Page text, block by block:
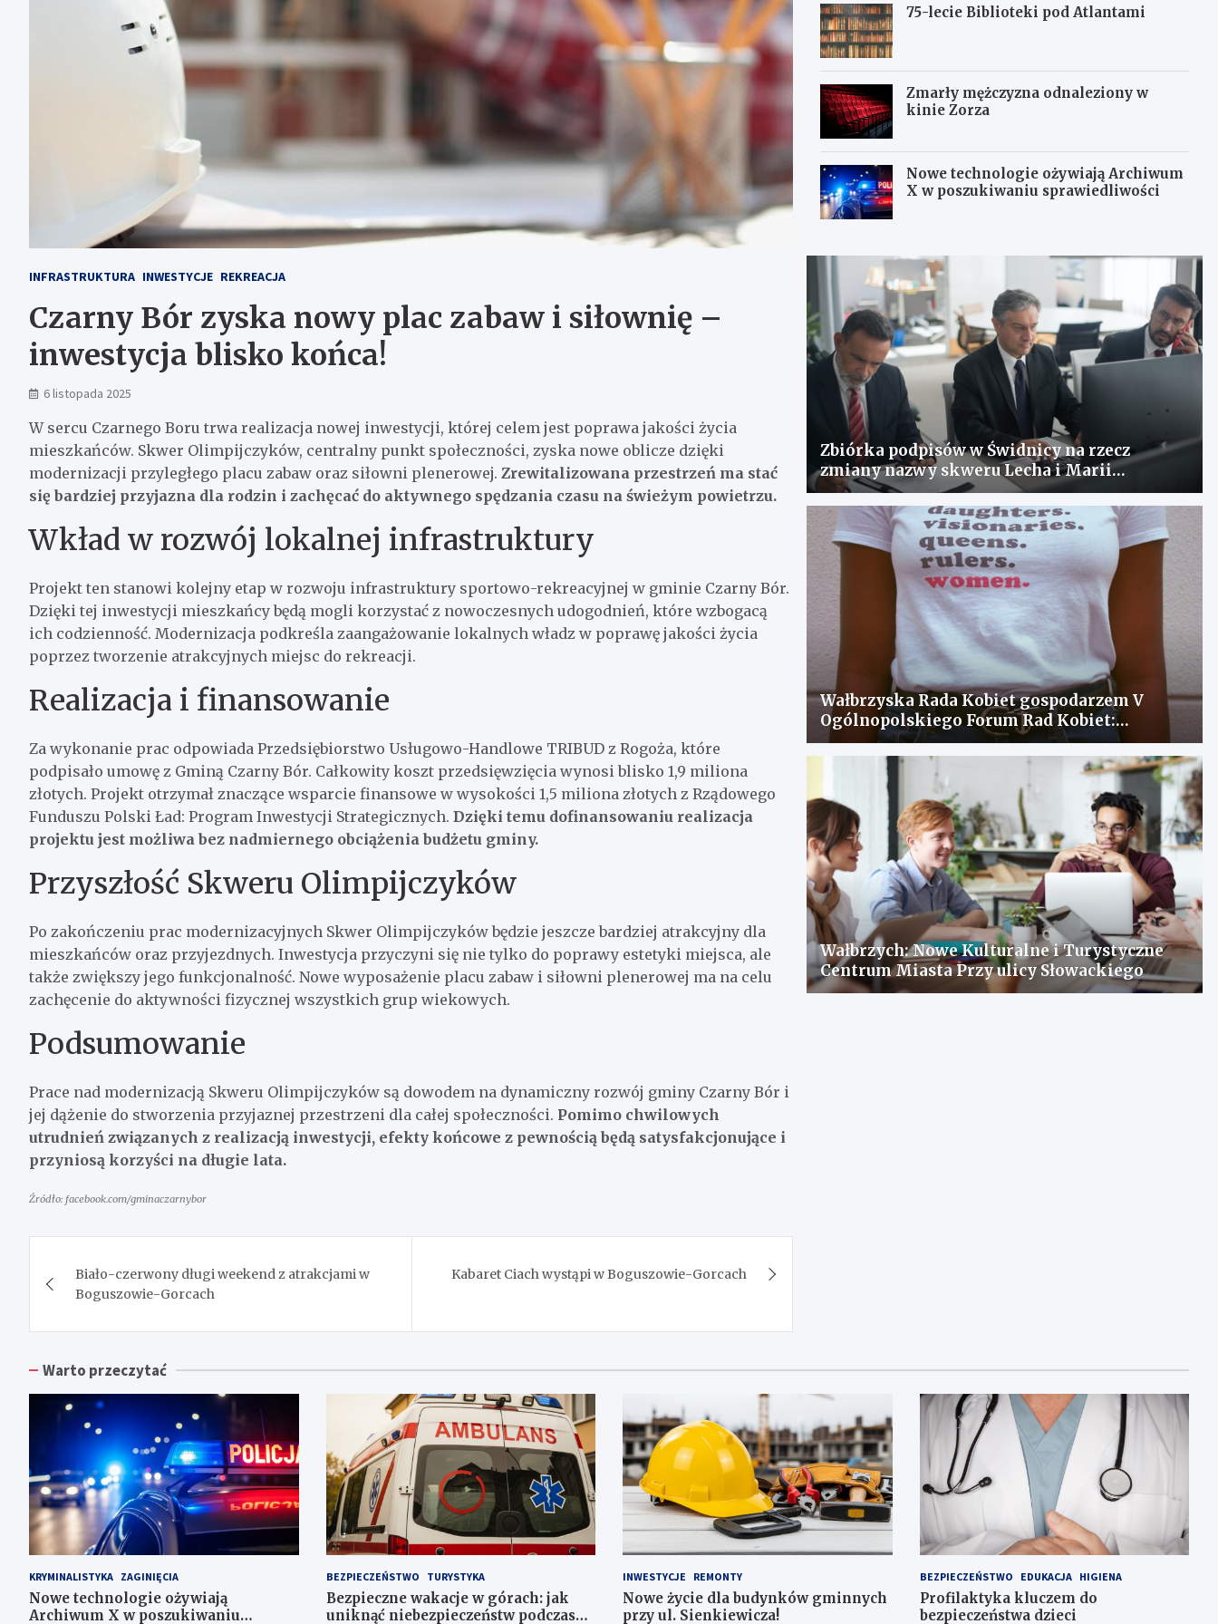
INFRASTRUKTURA INWESTYCJE REKREACJA
Czarny Bór zyska nowy plac zabaw i siłownię –
inwestycja blisko końca!
6 listopada 2025
W sercu Czarnego Boru trwa realizacja nowej inwestycji, której celem jest poprawa jakości życia
mieszkańców. Skwer Olimpijczyków, centralny punkt społeczności, zyska nowe oblicze dzięki
modernizacji przyległego placu zabaw oraz siłowni plenerowej. Zrewitalizowana przestrzeń ma stać
się bardziej przyjazna dla rodzin i zachęcać do aktywnego spędzania czasu na świeżym powietrzu.
Wkład w rozwój lokalnej infrastruktury
Projekt ten stanowi kolejny etap w rozwoju infrastruktury sportowo-rekreacyjnej w gminie Czarny Bór.
Dzięki tej inwestycji mieszkańcy będą mogli korzystać z nowoczesnych udogodnień, które wzbogacą
ich codzienność. Modernizacja podkreśla zaangażowanie lokalnych władz w poprawę jakości życia
poprzez tworzenie atrakcyjnych miejsc do rekreacji.
Realizacja i finansowanie
Za wykonanie prac odpowiada Przedsiębiorstwo Usługowo-Handlowe TRIBUD z Rogoża, które
podpisało umowę z Gminą Czarny Bór. Całkowity koszt przedsięwzięcia wynosi blisko 1,9 miliona
złotych. Projekt otrzymał znaczące wsparcie finansowe w wysokości 1,5 miliona złotych z Rządowego
Funduszu Polski Ład: Program Inwestycji Strategicznych. Dzięki temu dofinansowaniu realizacja
projektu jest możliwa bez nadmiernego obciążenia budżetu gminy.
Przyszłość Skweru Olimpijczyków
Po zakończeniu prac modernizacyjnych Skwer Olimpijczyków będzie jeszcze bardziej atrakcyjny dla
mieszkańców oraz przyjezdnych. Inwestycja przyczyni się nie tylko do poprawy estetyki miejsca, ale
także zwiększy jego funkcjonalność. Nowe wyposażenie placu zabaw i siłowni plenerowej ma na celu
zachęcenie do aktywności fizycznej wszystkich grup wiekowych.
Podsumowanie
Prace nad modernizacją Skweru Olimpijczyków są dowodem na dynamiczny rozwój gminy Czarny Bór i
jej dążenie do stworzenia przyjaznej przestrzeni dla całej społeczności. Pomimo chwilowych
utrudnień związanych z realizacją inwestycji, efekty końcowe z pewnością będą satysfakcjonujące i
przyniosą korzyści na długie lata.
Źródło: facebook.com/gminaczarnybor
wpisu
Biało-czerwony długi weekend z atrakcjami w
Boguszowie-Gorcach
Kabaret Ciach wystąpi w Boguszowie-Gorcach
75-lecie Biblioteki pod Atlantami
Zmarły mężczyzna odnaleziony w
kinie Zorza
Nowe technologie ożywiają Archiwum
X w poszukiwaniu sprawiedliwości
Zbiórka podpisów w Świdnicy na rzecz
zmiany nazwy skweru Lecha i Marii
Kaczyńskich
Wałbrzyska Rada Kobiet gospodarzem V
Ogólnopolskiego Forum Rad Kobiet:
spotkanie dla wymiany doświadczeń i
rozwiązania problemów
Wałbrzych: Nowe Kulturalne i Turystyczne
Centrum Miasta Przy ulicy Słowackiego
Warto przeczytać
KRYMINALISTYKA ZAGINIĘCIA
Nowe technologie ożywiają
Archiwum X w poszukiwaniu
BEZPIECZEŃSTWO TURYSTYKA
Bezpieczne wakacje w górach: jak
uniknąć niebezpieczeństw podczas
INWESTYCJE REMONTY
Nowe życie dla budynków gminnych
przy ul. Sienkiewicza!
BEZPIECZEŃSTWO EDUKACJA HIGIENA
Profilaktyka kluczem do
bezpieczeństwa dzieci